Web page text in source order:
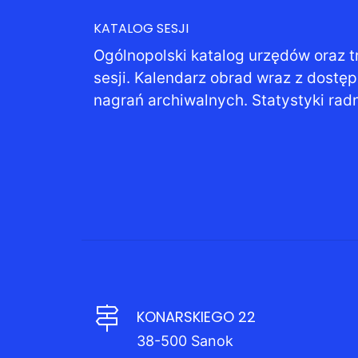
KATALOG SESJI
Ogólnopolski katalog urzędów oraz
sesji. Kalendarz obrad wraz z
nagrań archiwalnych. Statystyki
KONARSKIEGO 22
38-500 Sanok